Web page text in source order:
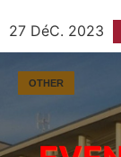
27 DéC. 2023
OTHER